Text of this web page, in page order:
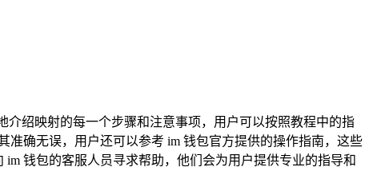
介绍映射的每一个步骤和注意事项，用户可以按照教程中的指
确无误，用户还可以参考 im 钱包官方提供的操作指南，这些
钱包的客服人员寻求帮助，他们会为用户提供专业的指导和